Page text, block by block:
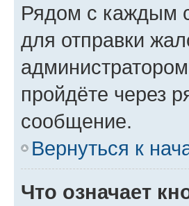
Рядом с каждым
для отправки
пройдёте через
сообщение.
Вернуться к
Что означает